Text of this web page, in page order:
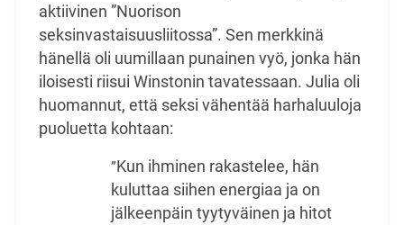
aktiivinen ”Nuorison
seksinvastaisuusliitossa”. Sen merkkinä
hänellä oli uumillaan punainen vyö, jonka hän
iloisesti riisui Winstonin tavatessaan. Julia oli
huomannut, että seksi vähentää harhaluuloja
puoluetta kohtaan:
”Kun ihminen rakastelee, hän
kuluttaa siihen energiaa ja on
jälkeenpäin tyytyväinen ja hitot